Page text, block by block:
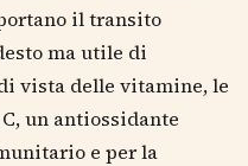
il transito
ma utile di
vista delle vitamine, le
un antiossidante
e per la